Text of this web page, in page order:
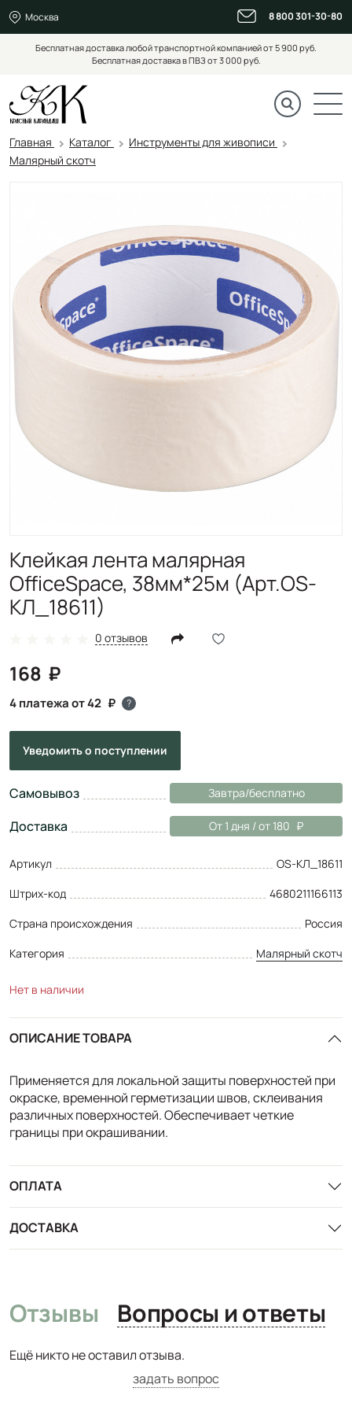
Москва 8 800 301-30-80
Бесплатная доставка любой транспортной компанией от 5 900 руб.
Бесплатная доставка в ПВЗ от 3 000 руб.
Главная Каталог
Инструменты для живописи
Малярный скотч
Клейкая лента малярная
OfficeSpace, 38мм*25м (Арт.OS-
КЛ_18611)
0 отзывов
168
4 платежа от 42 ?
Уведомитьо поступлении
Самовывоз Завтра/бесплатно
Доставка От 1 дня / от 180
Артикул
OS-КЛ_18611
Штрих-код
4680211166113
Страна происхождения
Россия
Категория
Малярный скотч
Нет в наличии
ОПИСАНИЕ ТОВАРА
Применяется для локальной защиты поверхностей при
окраске, временной герметизации швов, склеивания
различных поверхностей. Обеспечивает четкие
границы при окрашивании.
ОПЛАТА
ДОСТАВКА
Отзывы Вопросы и ответы
Ещё никто не оставил отзыва.
задать вопрос